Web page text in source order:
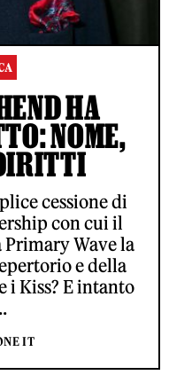
HA
NOME,
cessione di
con cui il
Primary Wave la
e della
i Kiss? E intanto
IT